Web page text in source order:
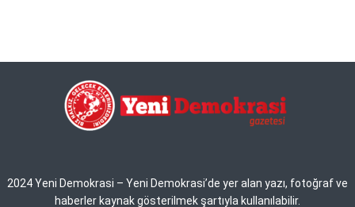
2024 Yeni Demokrasi – Yeni Demokrasi’de yer alan yazı, fotoğraf ve
haberler kaynak gösterilmek şartıyla kullanılabilir.